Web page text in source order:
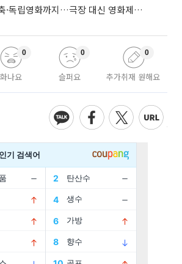
음악부터 여성·건축·독립영화까지…극장 대신 영화제로 즐기는 스크린 여행
화나요
0
슬퍼요
0
추가취재 원해요
0